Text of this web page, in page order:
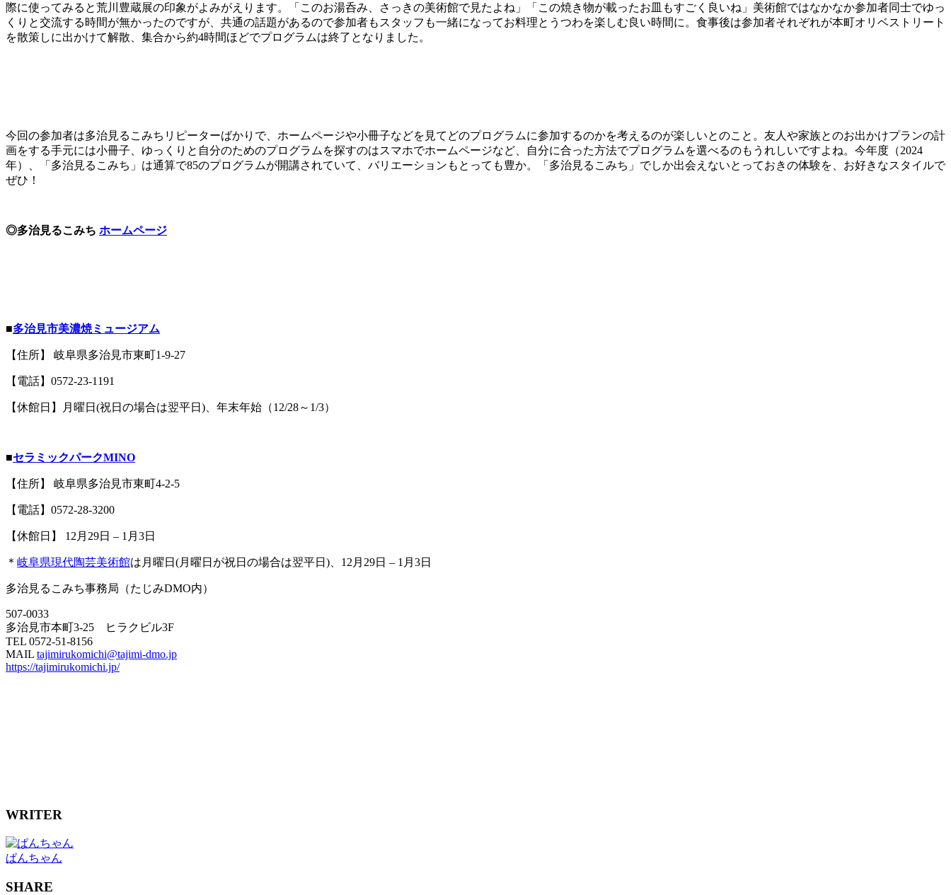
際に使ってみると荒川豊蔵展の印象がよみがえります。「このお湯呑み、さっきの美術館で見たよね」「この焼き物が載ったお皿もすごく良いね」美術館ではなかなか参加者同士でゆっ
くりと交流する時間が無かったのですが、共通の話題があるので参加者もスタッフも一緒になってお料理とうつわを楽しむ良い時間に。食事後は参加者それぞれが本町オリベストリート
を散策しに出かけて解散、集合から約4時間ほどでプログラムは終了となりました。
今回の参加者は多治見るこみちリピーターばかりで、ホームページや小冊子などを見てどのプログラムに参加するのかを考えるのが楽しいとのこと。友人や家族とのお出かけプランの計
画をする手元には小冊子、ゆっくりと自分のためのプログラムを探すのはスマホでホームページなど、自分に合った方法でプログラムを選べるのもうれしいですよね。今年度（2024
年）、「多治見るこみち」は通算で85のプログラムが開講されていて、バリエーションもとっても豊か。「多治見るこみち」でしか出会えないとっておきの体験を、お好きなスタイルで
ぜひ！
◎多治見るこみち ホームページ
■多治見市美濃焼ミュージアム
【住所】 岐阜県多治見市東町1-9-27
【電話】0572-23-1191
【休館日】月曜日(祝日の場合は翌平日)、年末年始（12/28～1/3）
■セラミックパークMINO
【住所】 岐阜県多治見市東町4-2-5
【電話】0572-28-3200
【休館日】 12月29日 – 1月3日
＊ 岐阜県現代陶芸美術館は月曜日(月曜日が祝日の場合は翌平日)、12月29日 – 1月3日
多治見るこみち事務局（たじみDMO内）
507-0033
多治見市本町3-25 ヒラクビル3F
TEL 0572-51-8156
MAIL tajimirukomichi@tajimi-dmo.jp
https://tajimirukomichi.jp/
WRITER
ぱんちゃん
SHARE